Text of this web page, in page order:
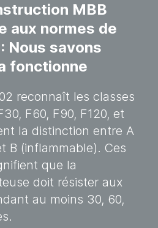
MBB
aux normes de
Nous savons
fonctionne
reconnaît les classes
F60, F90, F120, et
la distinction entre A
B (inflammable). Ces
que la
doit résister aux
au moins 30, 60,